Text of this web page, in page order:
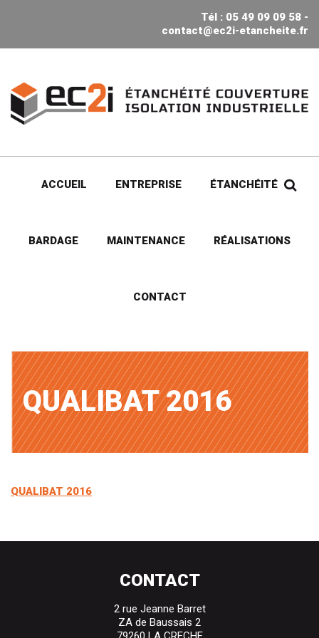
Tél : 05 49 09 09 58 -
contact@ec2i-etancheite.fr
ACCUEIL ENTREPRISE ÉTANCHÉITÉ
BARDAGE MAINTENANCE RÉALISATIONS
CONTACT
QUALIBAT 2016
QUALIBAT 2016
CONTACT
2 rue Jeanne Barret
ZA de Baussais 2